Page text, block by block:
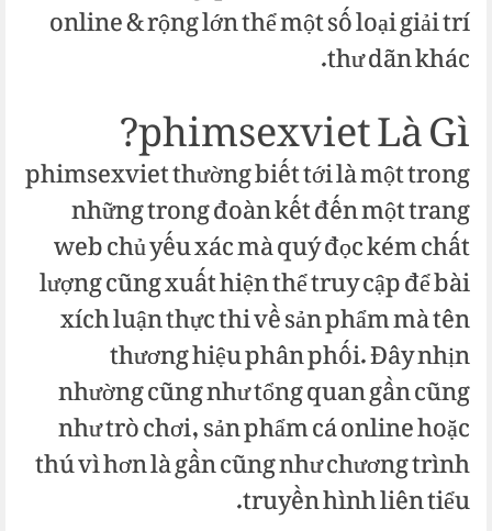
online & rộng lớn thể một số loại giải trí
thư dãn khác.
phimsexviet Là Gì?
phimsexviet thường biết tới là một trong
những trong đoàn kết đến một trang
web chủ yếu xác mà quý đọc kém chất
lượng cũng xuất hiện thể truy cập để bài
xích luận thực thi về sản phẩm mà tên
thương hiệu phân phối. Đây nhịn
nhường cũng như tổng quan gần cũng
như trò chơi, sản phẩm cá online hoặc
thú vì hơn là gần cũng như chương trình
truyền hình liên tiểu.